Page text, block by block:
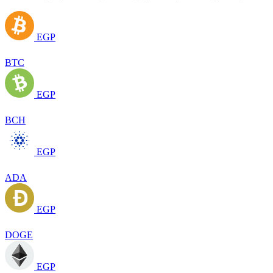
EGP
BTC
EGP
BCH
EGP
ADA
EGP
DOGE
EGP